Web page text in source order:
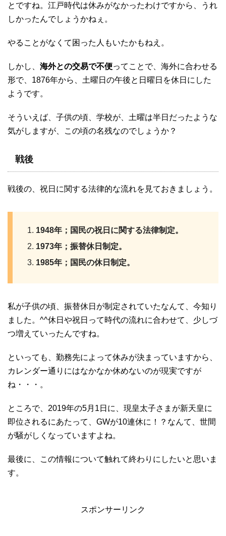
とですね。江戸時代は休みがなかったわけですから、うれ
しかったんでしょうかねぇ。
やることがなくて困った人もいたかもねえ。
しかし、 海外との交易で不便ってことで、海外に合わせる
形で、1876年から、土曜日の午後と日曜日を休日にした
ようです。
そういえば、子供の頃、学校が、土曜は半日だったような
気がしますが、この頃の名残なのでしょうか？
戦後
戦後の、祝日に関する法律的な流れを見ておきましょう。
1948年；国民の祝日に関する法律制定。
1973年；振替休日制定。
1985年；国民の休日制定。
私が子供の頃、振替休日が制定されていたなんて、今知り
ました。^^休日や祝日って時代の流れに合わせて、少しづ
つ増えていったんですね。
といっても、勤務先によって休みが決まっていますから、
カレンダー通りにはなかなか休めないのが現実ですが
ね・・・。
ところで、2019年の5月1日に、現皇太子さまが新天皇に
即位されるにあたって、GWが10連休に！？なんて、世間
が騒がしくなっていますよね。
最後に、この情報について触れて終わりにしたいと思いま
す。
スポンサーリンク